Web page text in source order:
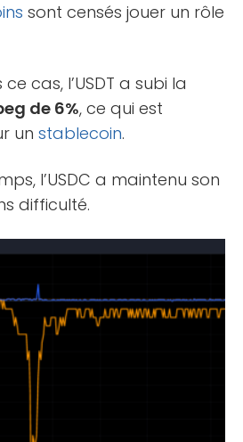
sont censés jouer un rôle
cas, l’USDT a subi la
de 6%, ce qui est
un stablecoin.
l’USDC a maintenu son
difficulté.